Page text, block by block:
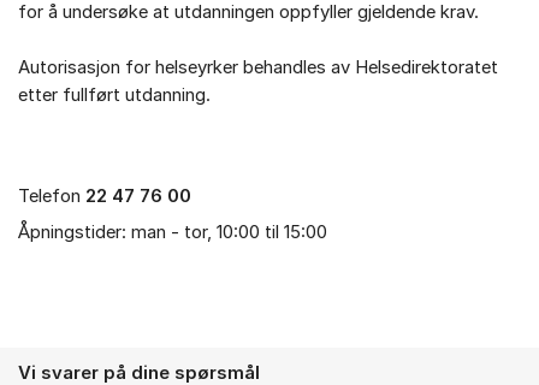
for å undersøke at utdanningen oppfyller gjeldende krav.
Autorisasjon for helseyrker behandles av Helsedirektoratet
etter fullført utdanning.
Telefon 22 47 76 00
Åpningstider: man - tor, 10:00 til 15:00
Vi svarer på dine spørsmål